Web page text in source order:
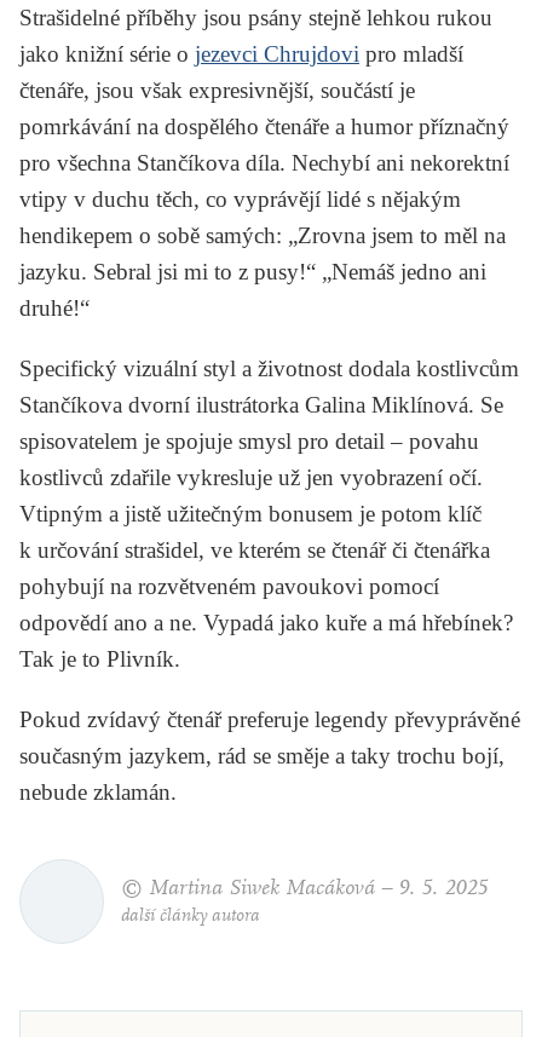
Strašidelné příběhy jsou psány stejně lehkou rukou
jako knižní série o jezevci Chrujdovi pro mladší
čtenáře, jsou však expresivnější, součástí je
pomrkávání na dospělého čtenáře a humor příznačný
pro všechna Stančíkova díla. Nechybí ani nekorektní
vtipy v duchu těch, co vyprávějí lidé s nějakým
hendikepem o sobě samých: „Zrovna jsem to měl na
jazyku. Sebral jsi mi to z pusy!“ „Nemáš jedno ani
druhé!“
Specifický vizuální styl a životnost dodala kostlivcům
Stančíkova dvorní ilustrátorka Galina Miklínová. Se
spisovatelem je spojuje smysl pro detail – povahu
kostlivců zdařile vykresluje už jen vyobrazení očí.
Vtipným a jistě užitečným bonusem je potom klíč
k určování strašidel, ve kterém se čtenář či čtenářka
pohybují na rozvětveném pavoukovi pomocí
odpovědí ano a ne. Vypadá jako kuře a má hřebínek?
Tak je to Plivník.
Pokud zvídavý čtenář preferuje legendy převyprávěné
současným jazykem, rád se směje a taky trochu bojí,
nebude zklamán.
© Martina Siwek Macáková – 9. 5. 2025
další články autora